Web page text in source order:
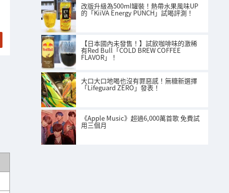
改版升級為500ml罐裝！熱帶水果風味UP
的「KiiVA Energy PUNCH」試喝評測！
【日本國內未發售！】試飲咖啡味的激稀
有Red Bull「COLD BREW COFFEE
FLAVOR」！
大口大口地喝也沒有罪惡感！無糖新選擇
「Lifeguard ZERO」發表！
《Apple Music》超過6,000萬首歌 免費試
用三個月